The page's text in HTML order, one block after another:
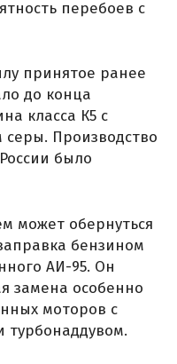
перебоев с
принятое ранее
до конца
класса К5 с
Производство
было
может обернуться
бензином
АИ-95. Он
замена особенно
моторов с
турбонаддувом.